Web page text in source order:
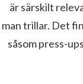
är särskilt
man trillar. Det
såsom press-